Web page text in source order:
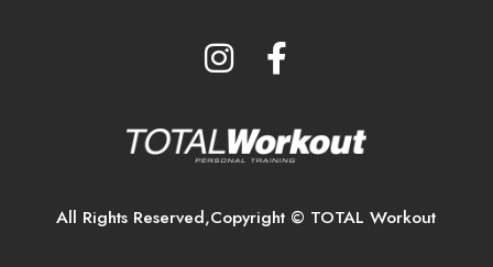
All Rights Reserved,Copyright © TOTAL Workout